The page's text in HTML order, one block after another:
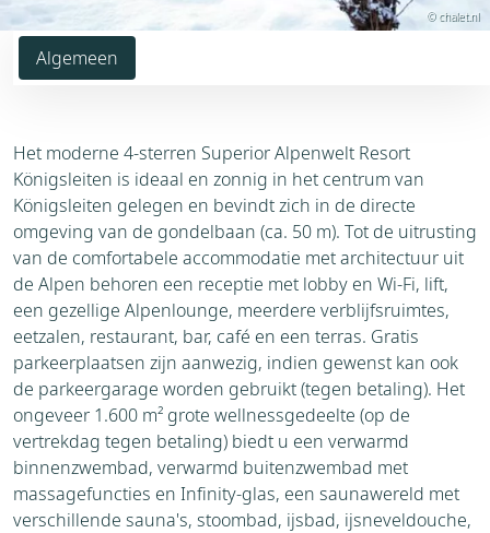
Algemeen
© chalet.nl
Het moderne 4-sterren Superior Alpenwelt Resort
Königsleiten is ideaal en zonnig in het centrum van
Königsleiten gelegen en bevindt zich in de directe
omgeving van de gondelbaan (ca. 50 m). Tot de uitrusting
van de comfortabele accommodatie met architectuur uit
de Alpen behoren een receptie met lobby en Wi-Fi, lift,
een gezellige Alpenlounge, meerdere verblijfsruimtes,
eetzalen, restaurant, bar, café en een terras. Gratis
parkeerplaatsen zijn aanwezig, indien gewenst kan ook
de parkeergarage worden gebruikt (tegen betaling). Het
ongeveer 1.600 m² grote wellnessgedeelte (op de
vertrekdag tegen betaling) biedt u een verwarmd
binnenzwembad, verwarmd buitenzwembad met
massagefuncties en Infinity-glas, een saunawereld met
verschillende sauna's, stoombad, ijsbad, ijsneveldouche,